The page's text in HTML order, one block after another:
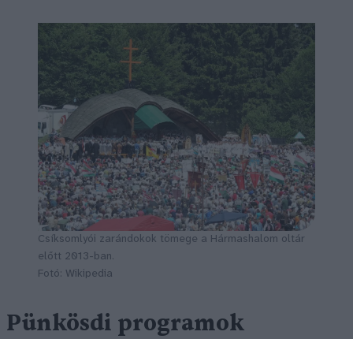
Csíksomlyói zarándokok tömege a Hármashalom oltár
előtt 2013-ban.
Fotó: Wikipedia
Pünkösdi programok